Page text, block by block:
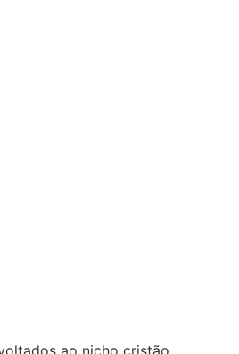
ao nicho cristão